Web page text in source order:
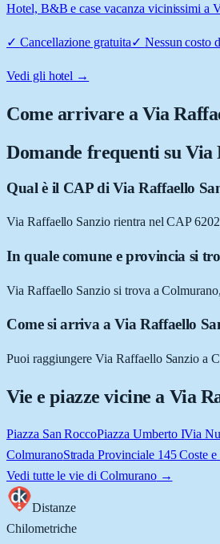
Hotel, B&B e case vacanza vicinissimi a
✓ Cancellazione gratuita✓ Nessun costo
Vedi gli hotel →
Come arrivare aVia
Domande frequenti su Via
Qual è il CAP di Via Raffaello
Via Raffaello Sanzio rientra nel CAP
In quale comune e provincia si
Via Raffaello Sanzio si trova a
Come si arriva a Via Raffaello
Puoi raggiungere Via Raffaello Sanzio a
Vie e piazze vicine a Via
Piazza San RoccoPiazza Umberto IVia
ColmuranoStrada Provinciale 145 Coste
Vedi tutte le vie di Colmurano→
Distanze
Chilometriche